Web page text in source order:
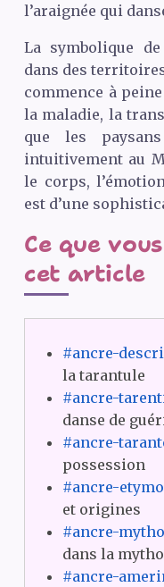
l’araignée qui
La symbolique
dans des
commence à
la maladie, la
que les
intuitivement au
le corps,
est d’une
Ce que
cet article
#ancre-
la tarantule
#ancre-
danse de
#ancre-
possession
#ancre-
et origines
#ancre-
dans la
#ancre-